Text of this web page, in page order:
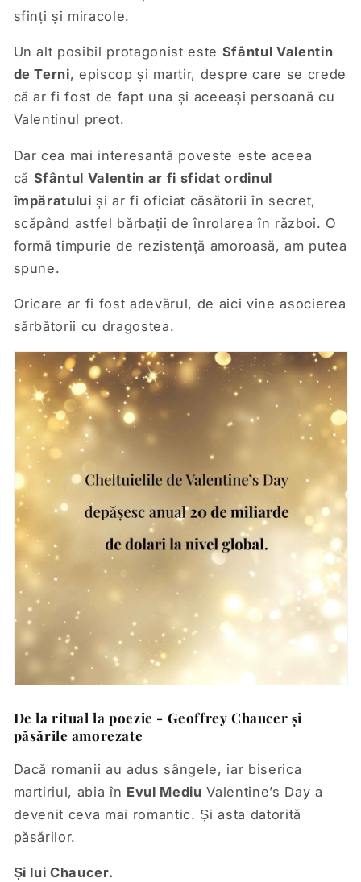
sfinți și miracole.
Un alt posibil protagonist este Sfântul Valentin
de Terni, episcop și martir, despre care se crede
că ar fi fost de fapt una și aceeași persoană cu
Valentinul preot.
Dar cea mai interesantă poveste este aceea
că Sfântul Valentin ar fi sfidat ordinul
împăratului și ar fi oficiat căsătorii în secret,
scăpând astfel bărbații de înrolarea în război. O
formă timpurie de rezistență amoroasă, am putea
spune.
Oricare ar fi fost adevărul, de aici vine asocierea
sărbătorii cu dragostea.
De la ritual la poezie - Geoffrey Chaucer și
păsările amorezate
Dacă romanii au adus sângele, iar biserica
martiriul, abia în Evul Mediu Valentine’s Day a
devenit ceva mai romantic. Și asta datorită
păsărilor.
Și lui Chaucer.